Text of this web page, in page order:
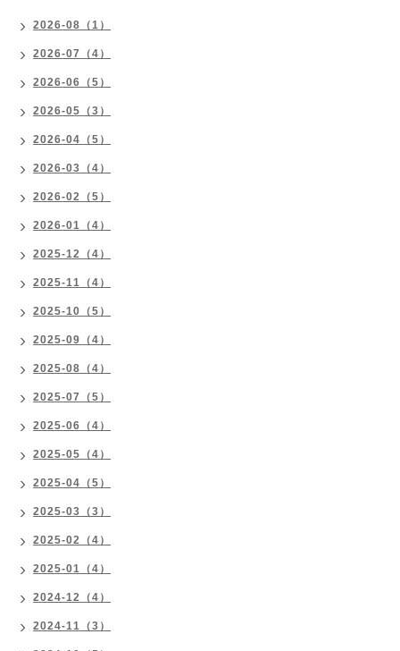
2026-08（1）
2026-07（4）
2026-06（5）
2026-05（3）
2026-04（5）
2026-03（4）
2026-02（5）
2026-01（4）
2025-12（4）
2025-11（4）
2025-10（5）
2025-09（4）
2025-08（4）
2025-07（5）
2025-06（4）
2025-05（4）
2025-04（5）
2025-03（3）
2025-02（4）
2025-01（4）
2024-12（4）
2024-11（3）